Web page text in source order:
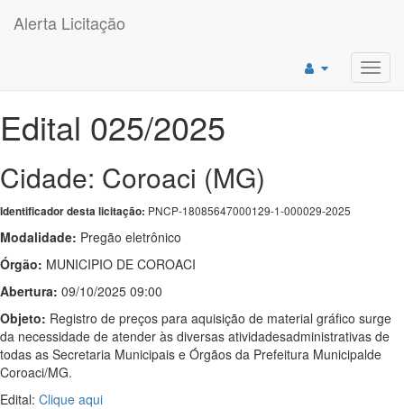
Alerta Licitação
Edital 025/2025
Cidade: Coroaci (MG)
Identificador desta licitação: PNCP-18085647000129-1-000029-2025
Modalidade: Pregão eletrônico
Órgão: MUNICIPIO DE COROACI
Abertura: 09/10/2025 09:00
Objeto: Registro de preços para aquisição de material gráfico surge
da necessidade de atender às diversas atividadesadministrativas de
todas as Secretaria Municipais e Órgãos da Prefeitura Municipalde
Coroaci/MG.
Edital: Clique aqui